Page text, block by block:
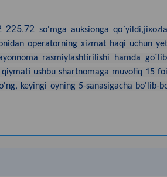
225.72 so'mga auksionga
operatorning xizmat haqi uchun
rasmiylashtirilishi hamda
ushbu shartnomaga muvofiq 15
keyingi oyning 5-sanasigacha bo'lib-